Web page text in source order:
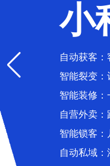
小
自动获客
智能裂变：
智能装修
自营外卖
智能锁客：
自动私域：